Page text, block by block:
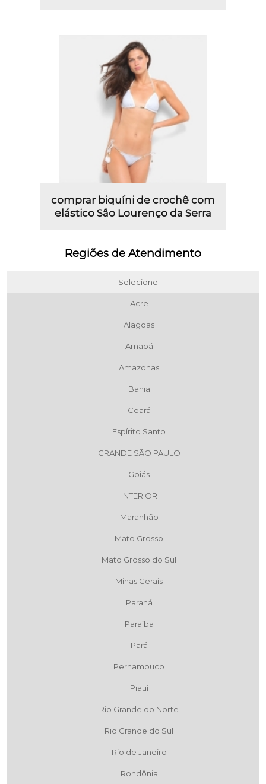
comprar biquíni de crochê com
elástico São Lourenço da Serra
Regiões de Atendimento
Selecione:
Acre
Alagoas
Amapá
Amazonas
Bahia
Ceará
Espírito Santo
GRANDE SÃO PAULO
Goiás
INTERIOR
Maranhão
Mato Grosso
Mato Grosso do Sul
Minas Gerais
Paraná
Paraíba
Pará
Pernambuco
Piauí
Rio Grande do Norte
Rio Grande do Sul
Rio de Janeiro
Rondônia